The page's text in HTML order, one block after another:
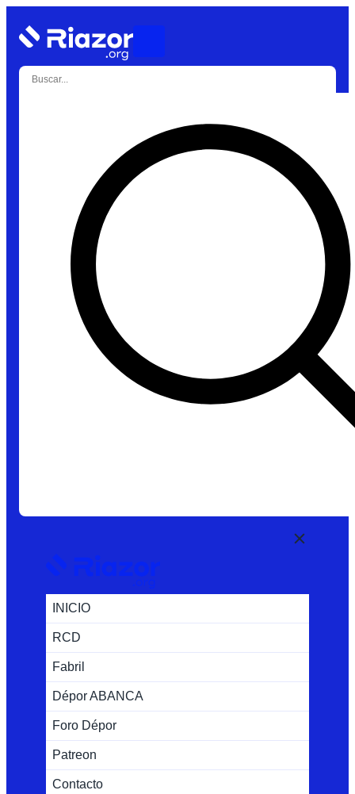
INICIO
RCD
Fabril
Dépor ABANCA
Foro Dépor
Patreon
Contacto